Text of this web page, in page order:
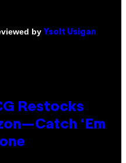
by Ysolt Usigan
Restocks
‘Em